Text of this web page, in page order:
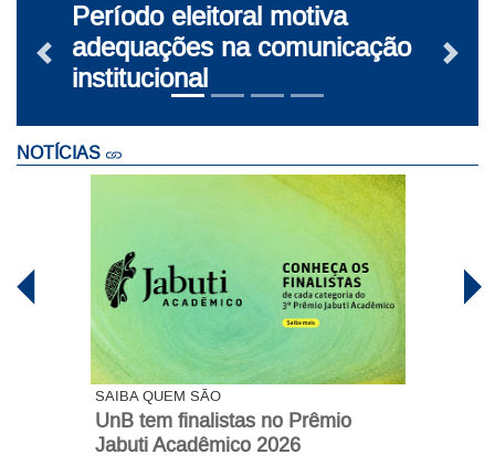
Período eleitoral motiva
adequações na comunicação
institucional
Notícia Anterior
NOTÍCIAS
SAIBA QUEM SÃO
UnB tem finalistas no Prêmio
Jabuti Acadêmico 2026